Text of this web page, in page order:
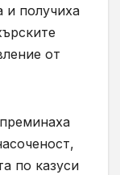
и получиха
от
по казуси